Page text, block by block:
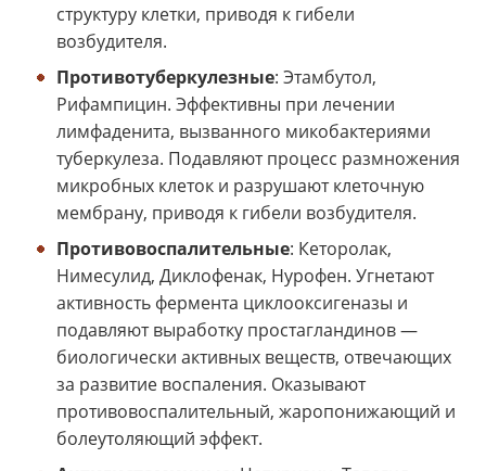
структуру клетки, приводя к гибели
возбудителя.
Противотуберкулезные: Этамбутол,
Рифампицин. Эффективны при лечении
лимфаденита, вызванного микобактериями
туберкулеза. Подавляют процесс размножения
микробных клеток и разрушают клеточную
мембрану, приводя к гибели возбудителя.
Противовоспалительные: Кеторолак,
Нимесулид, Диклофенак, Нурофен. Угнетают
активность фермента циклооксигеназы и
подавляют выработку простагландинов —
биологически активных веществ, отвечающих
за развитие воспаления. Оказывают
противовоспалительный, жаропонижающий и
болеутоляющий эффект.